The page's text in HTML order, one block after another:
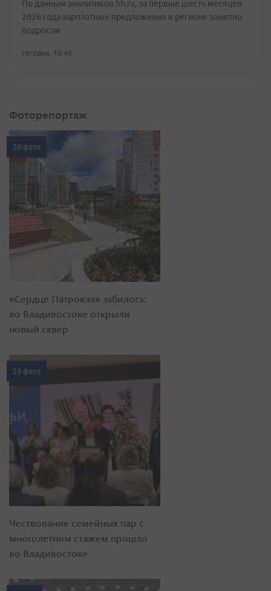
По данным аналитиков hh.ru, за первые шесть месяцев
2026 года зарплатные предложения в регионе заметно
подросли
сегодня, 16:46
Фоторепортаж
20 фото
«Сердце Патрокла» забилось:
во Владивостоке открыли
новый сквер
23 фото
Чествование семейных пар с
многолетним стажем прошло
во Владивостоке